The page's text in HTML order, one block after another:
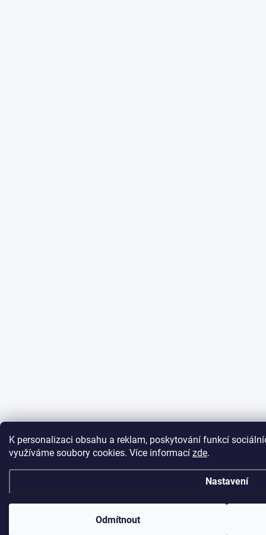
K personalizaci obsahu a reklam, poskytování funkcí
využíváme soubory cookies. Více informací zde.
Nastavení
Odmítnout